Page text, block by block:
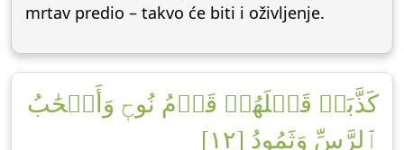
mrtav predio – takvo će biti i oživljenje.
كَذَّبَتۡ قَبۡلَهُمۡ قَوۡمُ نُوحٖ وَأَصۡحَٰبُ
ٱلرَّسِّ وَثَمُودُ [١٢]